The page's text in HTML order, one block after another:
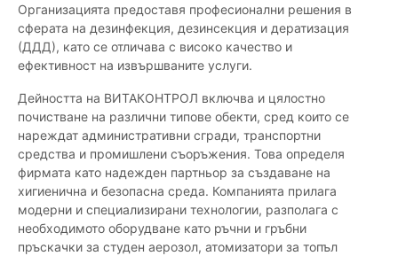
Организацията предоставя професионални решения в
сферата на дезинфекция, дезинсекция и дератизация
(ДДД), като се отличава с високо качество и
ефективност на извършваните услуги.
Дейността на ВИТАКОНТРОЛ включва и цялостно
почистване на различни типове обекти, сред които се
нареждат административни сгради, транспортни
средства и промишлени съоръжения. Това определя
фирмата като надежден партньор за създаване на
хигиенична и безопасна среда. Компанията прилага
модерни и специализирани технологии, разполага с
необходимото оборудване като ръчни и гръбни
пръскачки за студен аерозол, атомизатори за топъл